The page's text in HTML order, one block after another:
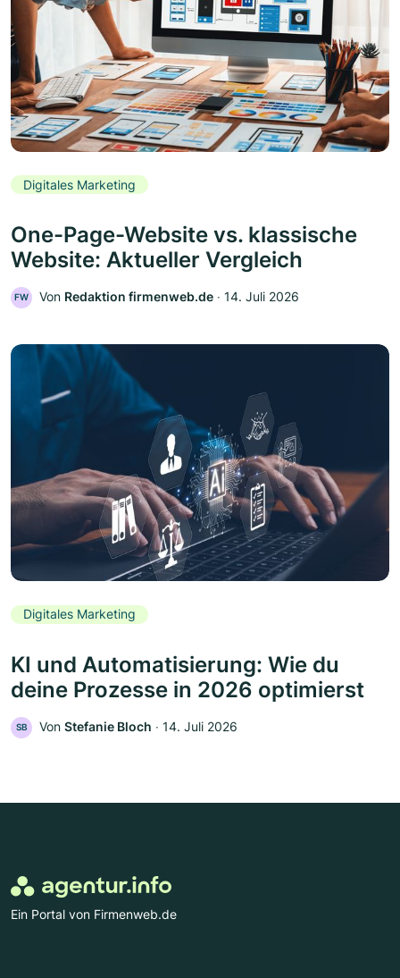
Digitales Marketing
One-Page-Website vs. klassische
Website: Aktueller Vergleich
FW Von Redaktion firmenweb.de ‧ 14. Juli 2026
Digitales Marketing
KI und Automatisierung: Wie du
deine Prozesse in 2026 optimierst
SB Von Stefanie Bloch ‧ 14. Juli 2026
Ein Portal von Firmenweb.de